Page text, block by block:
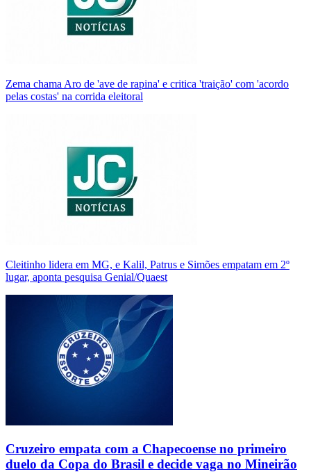
Zema chama Aro de 'ave de rapina' e critica 'traição' com 'acordo
pelas costas' na corrida eleitoral
Cleitinho lidera em MG, e Kalil, Patrus e Simões empatam em 2º
lugar, aponta pesquisa Genial/Quaest
Cruzeiro empata com a Chapecoense no primeiro
duelo da Copa do Brasil e decide vaga no Mineirão